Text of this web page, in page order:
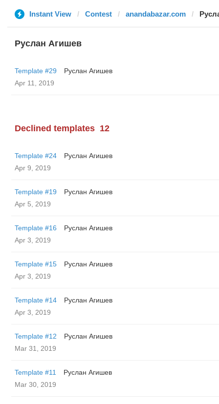
Instant View Contest anandabazar.com
Руслан Агишев
Template #29
Руслан Агишев
Apr 11, 2019
Declined templates 12
Template #24
Руслан Агишев
Apr 9, 2019
Template #19
Руслан Агишев
Apr 5, 2019
Template #16
Руслан Агишев
Apr 3, 2019
Template #15
Руслан Агишев
Apr 3, 2019
Template #14
Руслан Агишев
Apr 3, 2019
Template #12
Руслан Агишев
Mar 31, 2019
Template #11
Руслан Агишев
Mar 30, 2019